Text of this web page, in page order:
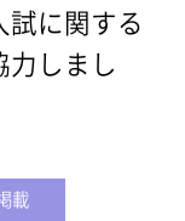
に関する
しまし
載